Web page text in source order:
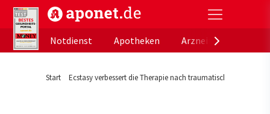
aponet.de - Das offizielle Gesundheitsportal der
Notdienst
Apotheken
Start Ecstasy verbessert die Therapie nach traumatischen